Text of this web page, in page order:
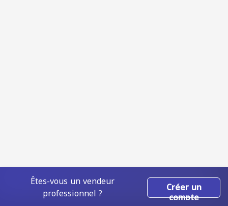
Êtes-vous un vendeur
professionnel ? Créer un
compte